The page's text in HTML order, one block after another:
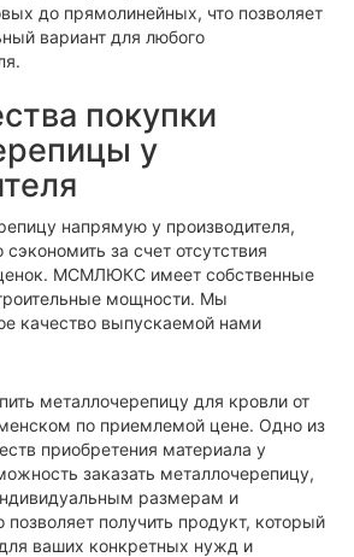
до прямолинейных, что позволяет
вариант для любого
покупки
у
напрямую у производителя,
за счет отсутствия
МСМЛЮКС имеет собственные
мощности. Мы
качество выпускаемой нами
металлочерепицу для кровли от
по приемлемой цене. Одно из
приобретения материала у
заказать металлочерепицу,
размерам и
получить продукт, который
ваших конкретных нужд и